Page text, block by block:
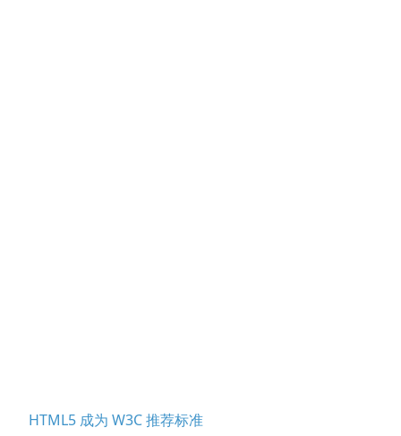
HTML5 成为 W3C 推荐标准